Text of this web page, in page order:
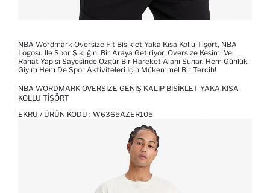
NBA Wordmark Oversize Fit Bisiklet Yaka Kısa Kollu Tişört, NBA
Logosu Ile Spor Şıklığını Bir Araya Getiriyor. Oversize Kesimi Ve
Rahat Yapısı Sayesinde Özgür Bir Hareket Alanı Sunar. Hem Günlük
Giyim Hem De Spor Aktiviteleri Için Mükemmel Bir Tercih!
NBA WORDMARK OVERSIZE GENIŞ KALIP BISIKLET YAKA KISA
KOLLU TIŞÖRT
EKRU / ÜRÜN KODU : W6365AZER105